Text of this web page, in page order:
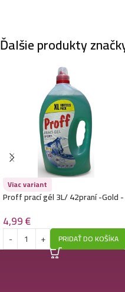
Ďalšie produkty
Viac variant
Proff prací gél 3L/ 42praní -Gold -
4,99€
PRIDAŤ DO KOŠÍKA